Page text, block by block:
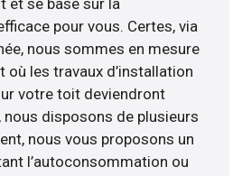
pour vous. Certes, via
nous sommes en mesure
où les travaux d’installation
votre toit deviendront
disposons de plusieurs
nous vous proposons un
l’autoconsommation ou